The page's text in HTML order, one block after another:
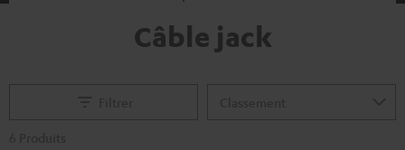
Câble jack